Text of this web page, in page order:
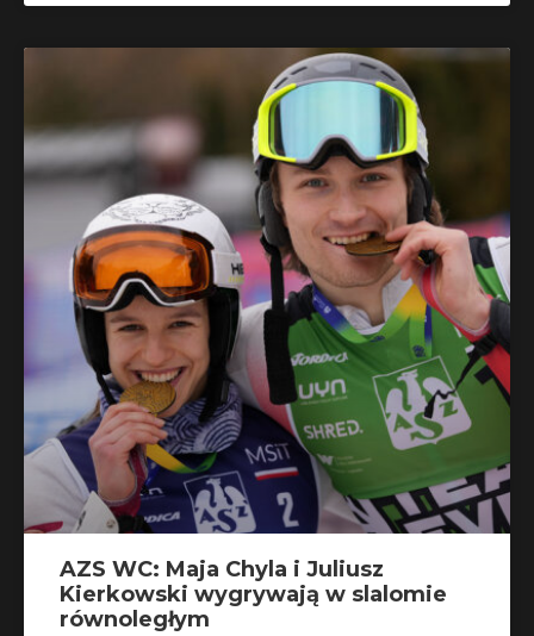
AZS WC: Maja Chyla i Juliusz
Kierkowski wygrywają w slalomie
równoległym